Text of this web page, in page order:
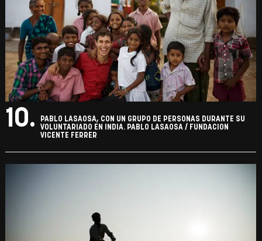
10.
PABLO LASAOSA, CON UN GRUPO DE PERSONAS DURANTE SU
VOLUNTARIADO EN INDIA. PABLO LASAOSA / FUNDACION
VICENTE FERRER